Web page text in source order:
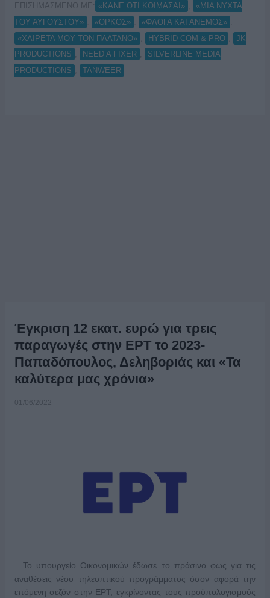
ΕΠΙΣΗΜΑΣΜΕΝΟ ΜΕ: «ΚΑΝΕ ΟΤΙ ΚΟΙΜΑΣΑΙ»
«ΜΙΑ ΝΥΧΤΑ
ΤΟΥ ΑΥΓΟΥΣΤΟΥ»
«ΟΡΚΟΣ» «ΦΛΟΓΑ ΚΑΙ ΑΝΕΜΟΣ»
«ΧΑΙΡΕΤΑ ΜΟΥ ΤΟΝ ΠΛΑΤΑΝΟ»
HYBRID COM & PRO
JK
PRODUCTIONS
NEED A FIXER
SILVERLINE MEDIA
PRODUCTIONS
TANWEER
Έγκριση 12 εκατ. ευρώ για τρεις
παραγωγές στην ΕΡΤ το 2023-
Παπαδόπουλος, Δεληβοριάς και «Τα
καλύτερα μας χρόνια»
01/06/2022
Το υπουργείο Οικονομικών έδωσε το πράσινο φως για τις
αναθέσεις νέου τηλεοπτικού προγράμματος όσον αφορά την
επόμενη σεζόν στην ΕΡΤ, εγκρίνοντας τους προϋπολογισμούς